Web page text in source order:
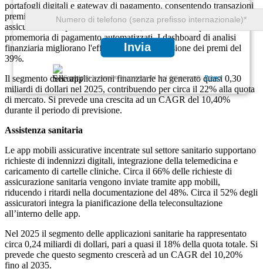
Invia
Garantiamo la completa riservatezza dei tuoi dati personali.Privacy
portafogli digitali e gateway di pagamento, consentendo transazioni
premium senza interruzioni. Quasi il 63% degli utenti collega le app
assicurative alle piattaforme bancarie, mentre il 57% preferisce i
promemoria di pagamento automatizzati. I dashboard di analisi
finanziaria migliorano l'efficienza della riscossione dei premi del
39%.
Il segmento delle applicazioni finanziarie ha generato quasi 0,30
miliardi di dollari nel 2025, contribuendo per circa il 22% alla quota
di mercato. Si prevede una crescita ad un CAGR del 10,40%
durante il periodo di previsione.
Assistenza sanitaria
Le app mobili assicurative incentrate sul settore sanitario supportano
richieste di indennizzi digitali, integrazione della telemedicina e
caricamento di cartelle cliniche. Circa il 66% delle richieste di
assicurazione sanitaria vengono inviate tramite app mobili,
riducendo i ritardi nella documentazione del 48%. Circa il 52% degli
assicuratori integra la pianificazione della teleconsultazione
all’interno delle app.
Nel 2025 il segmento delle applicazioni sanitarie ha rappresentato
circa 0,24 miliardi di dollari, pari a quasi il 18% della quota totale. Si
prevede che questo segmento crescerà ad un CAGR del 10,20%
fino al 2035.